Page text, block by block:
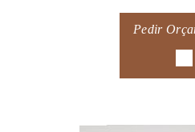
Pedir